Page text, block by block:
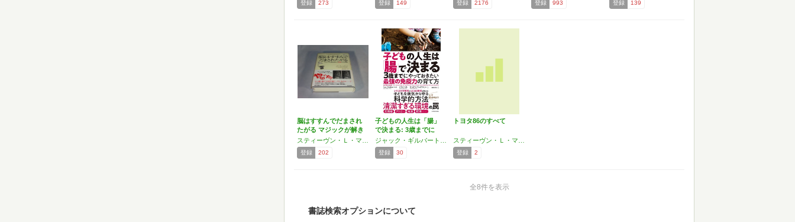
登録 273 登録 149 登録 2176 登録 993 登録 139
脳はすすんでだまされ
たがる マジックが解き
明…
登録 202
子どもの人生は「腸」
で決まる: 3歳までに
や…
登録 30
トヨタ86のすべて
登録 2
全8件を表示
書誌検索オプションについて